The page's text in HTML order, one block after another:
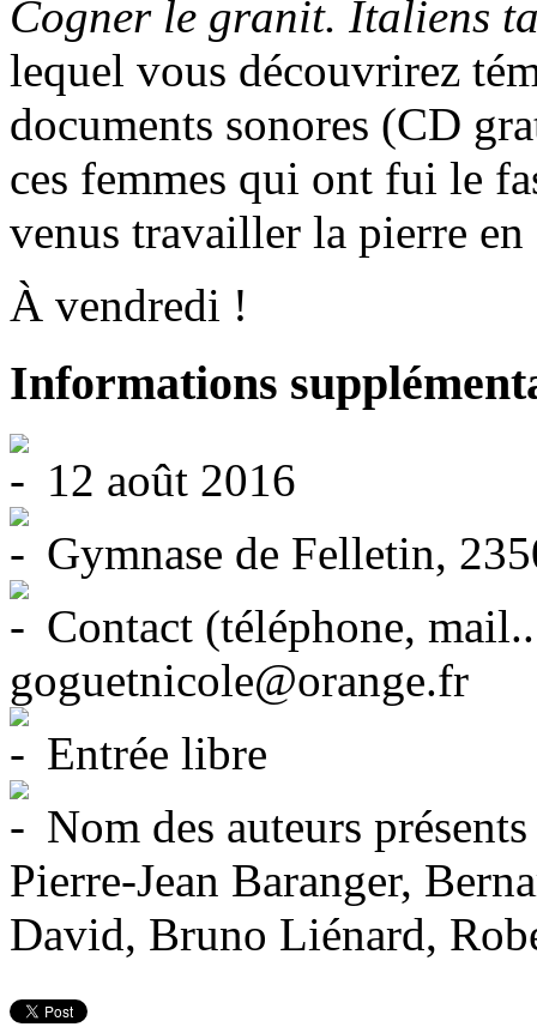
Cogner le granit. Italiens
lequel vous découvrirez
documents sonores (CD
ces femmes qui ont fui le
venus travailler la pierre en
À vendredi !
Informations
12 août 2016
Gymnase de Felletin,
Contact (téléphone,
goguetnicole@orange.fr
Entrée libre
Nom des auteurs
Pierre-Jean Baranger,
David, Bruno Liénard,